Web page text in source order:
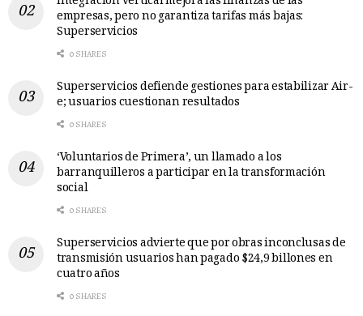
empresas, pero no garantiza tarifas más bajas:
Superservicios
0 SHARES
Superservicios defiende gestiones para estabilizar Air-
e; usuarios cuestionan resultados
0 SHARES
‘Voluntarios de Primera’, un llamado a los
barranquilleros a participar en la transformación
social
0 SHARES
Superservicios advierte que por obras inconclusas de
transmisión usuarios han pagado $24,9 billones en
cuatro años
0 SHARES